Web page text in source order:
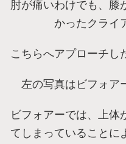
肘が痛いわけでも、膝
かったクライ
こちらへアプローチ
左の写真はビフォア
ビフォアーでは、上体
てしまっていること